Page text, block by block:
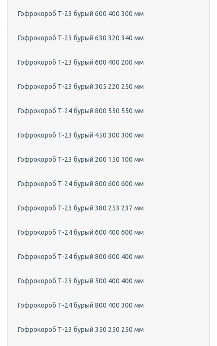
Гофрокороб Т-23 бурый 600 400 300 мм
Гофрокороб Т-23 бурый 630 320 340 мм
Гофрокороб Т-23 бурый 600 400 200 мм
Гофрокороб Т-23 бурый 305 220 250 мм
Гофрокороб Т-24 бурый 800 550 550 мм
Гофрокороб Т-23 бурый 450 300 300 мм
Гофрокороб Т-23 бурый 200 150 100 мм
Гофрокороб Т-24 бурый 800 600 600 мм
Гофрокороб Т-23 бурый 380 253 237 мм
Гофрокороб Т-24 бурый 600 400 600 мм
Гофрокороб Т-24 бурый 800 600 400 мм
Гофрокороб Т-23 бурый 500 400 400 мм
Гофрокороб Т-24 бурый 800 400 300 мм
Гофрокороб Т-23 бурый 350 250 250 мм